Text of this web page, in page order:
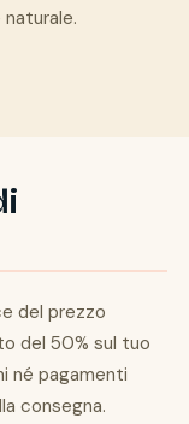
del prezzo
del 50% sul tuo
né pagamenti
consegna.